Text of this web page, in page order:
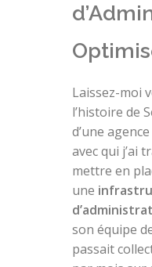
Laissez-moi
l’histoire de
d’une
avec qui j’ai
mettre en
une
son équipe
passait